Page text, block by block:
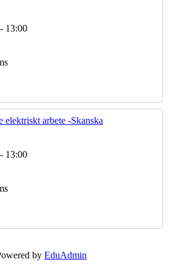
13:00
arbete -Skanska
13:00
by EduAdmin